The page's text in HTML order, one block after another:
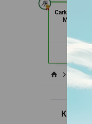
Carkeys
Honda